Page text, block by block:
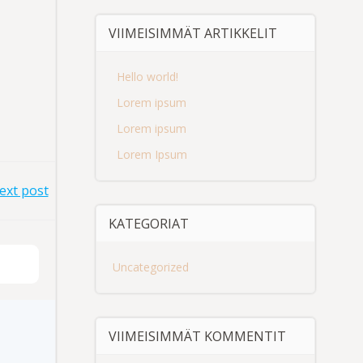
post
VIIMEISIMMÄT ARTIKKELIT
Hello world!
Lorem ipsum
Lorem ipsum
Lorem Ipsum
KATEGORIAT
Uncategorized
VIIMEISIMMÄT KOMMENTIT